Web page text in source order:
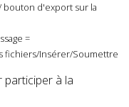
bouton d'export sur la
=
fichiers/Insérer/Soumettre
participer à la